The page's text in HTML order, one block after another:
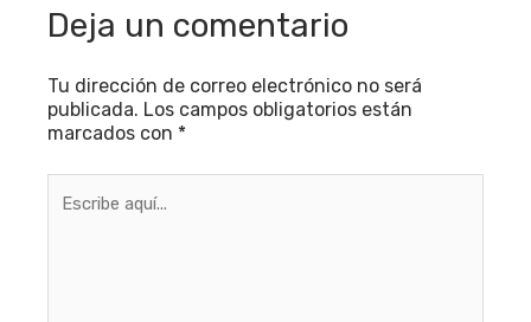
Deja un comentario
Tu dirección de correo electrónico no será
publicada. Los campos obligatorios están
marcados con *
aquí...